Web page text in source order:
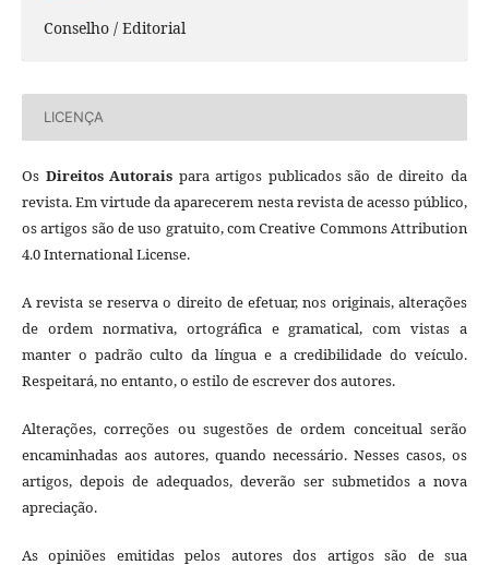
Conselho / Editorial
LICENÇA
Os Direitos Autorais para artigos publicados são de direito da
revista. Em virtude da aparecerem nesta revista de acesso público,
os artigos são de uso gratuito, com Creative Commons Attribution
4.0 International License.
A revista se reserva o direito de efetuar, nos originais, alterações
de ordem normativa, ortográfica e gramatical, com vistas a
manter o padrão culto da língua e a credibilidade do veículo.
Respeitará, no entanto, o estilo de escrever dos autores.
Alterações, correções ou sugestões de ordem conceitual serão
encaminhadas aos autores, quando necessário. Nesses casos, os
artigos, depois de adequados, deverão ser submetidos a nova
apreciação.
As opiniões emitidas pelos autores dos artigos são de sua